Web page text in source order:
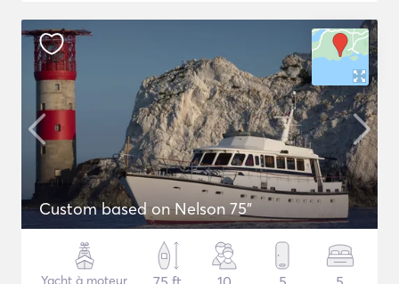
Custom based on Nelson 75"
Yacht à moteur